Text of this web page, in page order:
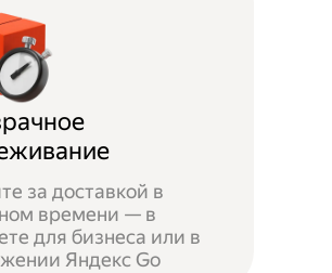
за доставкой в
времени — в
для бизнеса или в
Яндекс Go